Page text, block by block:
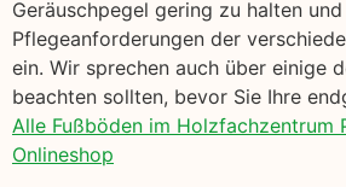
Geräuschpegel gering zu halten
Pflegeanforderungen der
ein. Wir sprechen auch über einige
beachten sollten, bevor Sie Ihre
Alle Fußböden im Holzfachzentrum
Onlineshop